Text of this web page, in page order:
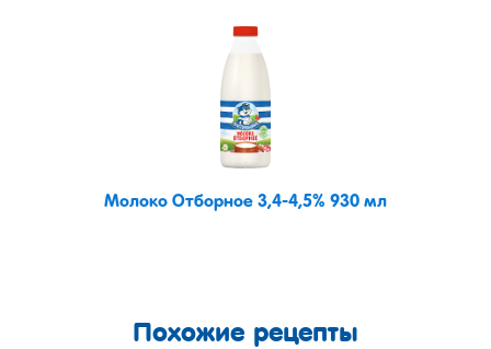
Молоко Отборное 3,4-4,5% 930 мл
Похожие рецепты